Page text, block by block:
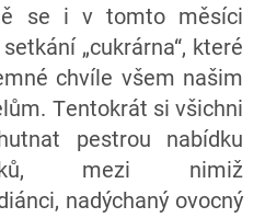
se i v tomto měsíci
„cukrárna“, které
chvíle všem našim
Tentokrát si všichni
pestrou nabídku
mezi nimiž
nadýchaný ovocný